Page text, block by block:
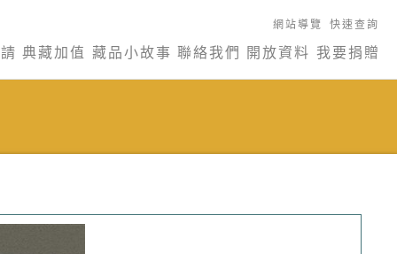
網站導覽 快速查詢
典藏加值 藏品小故事 聯絡我們 開放資料 我要捐贈